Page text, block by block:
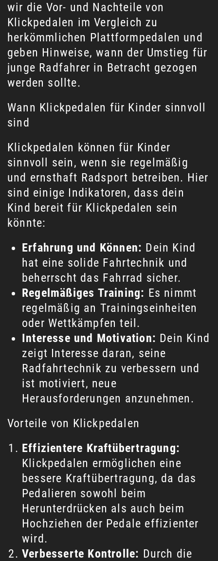
wir die Vor- und Nachteile von
Klickpedalen im Vergleich zu
herkömmlichen Plattformpedalen und
geben Hinweise, wann der Umstieg für
junge Radfahrer in Betracht gezogen
werden sollte.
Wann Klickpedalen für Kinder sinnvoll
sind
Klickpedalen können für Kinder
sinnvoll sein, wenn sie regelmäßig
und ernsthaft Radsport betreiben. Hier
sind einige Indikatoren, dass dein
Kind bereit für Klickpedalen sein
könnte:
Erfahrung und Können: Dein Kind
hat eine solide Fahrtechnik und
beherrscht das Fahrrad sicher.
Regelmäßiges Training: Es nimmt
regelmäßig an Trainingseinheiten
oder Wettkämpfen teil.
Interesse und Motivation: Dein Kind
zeigt Interesse daran, seine
Radfahrtechnik zu verbessern und
ist motiviert, neue
Herausforderungen anzunehmen.
Vorteile von Klickpedalen
Effizientere Kraftübertragung:
Klickpedalen ermöglichen eine
bessere Kraftübertragung, da das
Pedalieren sowohl beim
Herunterdrücken als auch beim
Hochziehen der Pedale effizienter
wird.
Verbesserte Kontrolle: Durch die